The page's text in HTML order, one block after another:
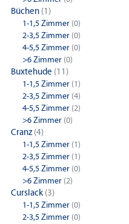
Büchen (1)
1-1,5 Zimmer (0)
2-3,5 Zimmer (0)
4-5,5 Zimmer (0)
>6 Zimmer (0)
Buxtehude (11)
1-1,5 Zimmer (1)
2-3,5 Zimmer (4)
4-5,5 Zimmer (2)
>6 Zimmer (0)
Cranz(4)
1-1,5 Zimmer (1)
2-3,5 Zimmer (1)
4-5,5 Zimmer (0)
>6 Zimmer (2)
Curslack (3)
1-1,5 Zimmer (0)
2-3,5 Zimmer (0)